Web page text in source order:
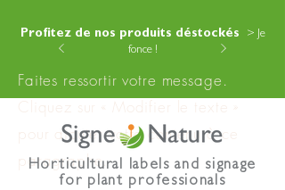
Profitez de nos produits déstockés
> Je
fonce !
Faites ressortir votre message.
Cliquez sur « Modifier le texte »
pour ajouter votre contenu à ce
paragraphe.
Horticultural labels and signage
for plant professionals